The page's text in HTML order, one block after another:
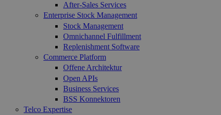
After-Sales Services
Enterprise Stock Management
Stock Management
Omnichannel Fulfillment
Replenishment Software
Commerce Platform
Offene Architektur
Open APIs
Business Services
BSS Konnektoren
Telco Expertise